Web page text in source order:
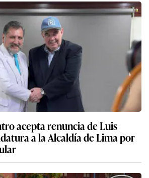
acepta renuncia de Luis
a la Alcaldía de Lima por